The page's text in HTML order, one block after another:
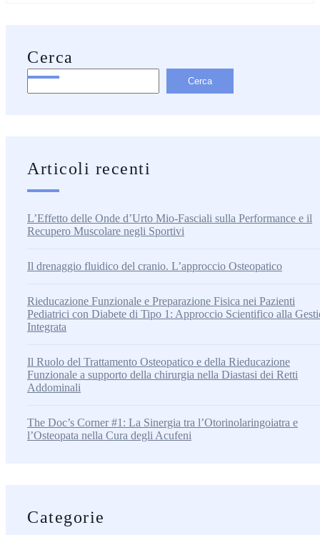
Cerca
Cerca
Articoli recenti
L’Effetto delle Onde d’Urto Mio-Fasciali sulla Performance e il
Recupero Muscolare negli Sportivi
Il drenaggio fluidico del cranio. L’approccio Osteopatico
Rieducazione Funzionale e Preparazione Fisica nei Pazienti
Pediatrici con Diabete di Tipo 1: Approccio Scientifico alla
Integrata
Il Ruolo del Trattamento Osteopatico e della Rieducazione
Funzionale a supporto della chirurgia nella Diastasi dei Retti
Addominali
The Doc’s Corner #1: La Sinergia tra l’Otorinolaringoiatra e
l’Osteopata nella Cura degli Acufeni
Categorie